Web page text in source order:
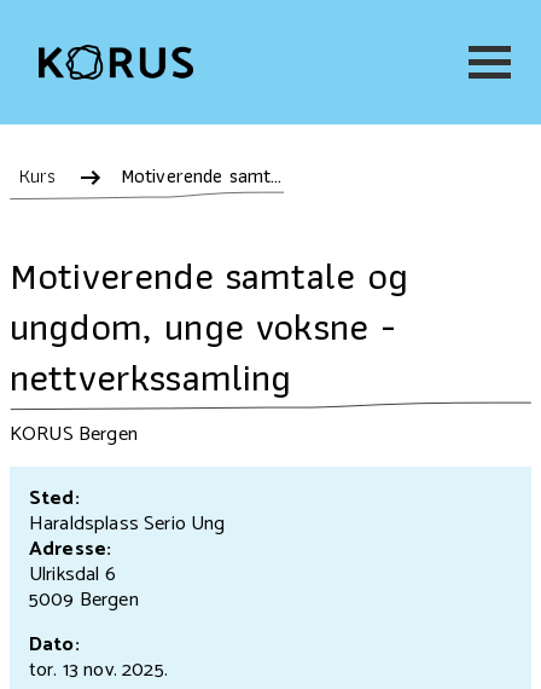
Kurs Motiverende samtale og ungdom, unge voksne - nettverkssamling
Motiverende samtale og
ungdom, unge voksne -
nettverkssamling
KORUS Bergen
Sted:
Haraldsplass Serio Ung
Adresse:
Ulriksdal 6
5009 Bergen
Dato:
tor. 13 nov.2025.